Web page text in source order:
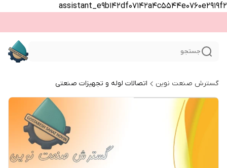
assistant_e9b142df07142a4c5544e0760e2919f2
جستجو
گسترش صنعت نوین اتصالات لوله و تجهیزات صنعتی